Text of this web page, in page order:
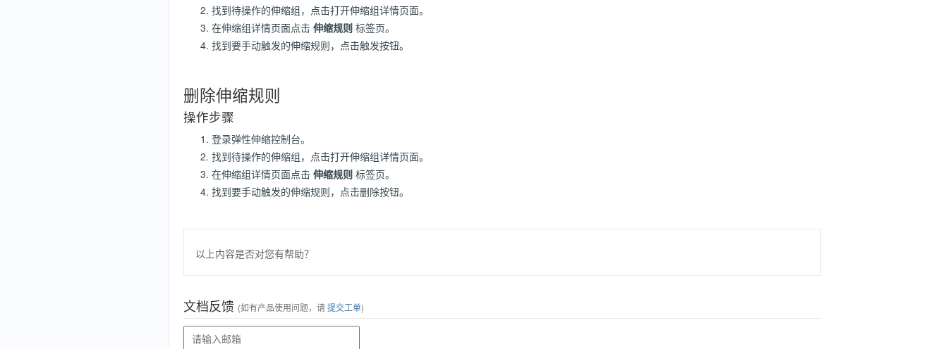
找到待操作的伸缩组，点击打开伸缩组详情页面。
在伸缩组详情页面点击 伸缩规则 标签页。
找到要手动触发的伸缩规则，点击触发按钮。
删除伸缩规则
操作步骤
登录弹性伸缩控制台。
找到待操作的伸缩组，点击打开伸缩组详情页面。
在伸缩组详情页面点击 伸缩规则 标签页。
找到要手动触发的伸缩规则，点击删除按钮。
以上内容是否对您有帮助？
文档反馈 (如有产品使用问题，请提交工单)